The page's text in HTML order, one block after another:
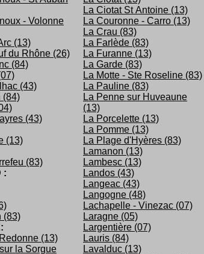
- Volonne
(13)
du Rhône (26)
(84)
(43)
(84)
(43)
(13)
(83)
:
(83)
(13)
la Sorgue
La Ciotat St Antoine (13)
La Couronne - Carro (13)
La Crau (83)
La Farlède (83)
La Furanne (13)
La Garde (83)
La Motte - Ste Roseline (83)
La Pauline (83)
La Penne sur Huveaune
(13)
La Porcelette (13)
La Pomme (13)
La Plage d'Hyères (83)
Lamanon (13)
Lambesc (13)
Landos (43)
Langeac (43)
Langogne (48)
Lachapelle - Vinezac (07)
Laragne (05)
Largentière (07)
Lauris (84)
Lavalduc (13)